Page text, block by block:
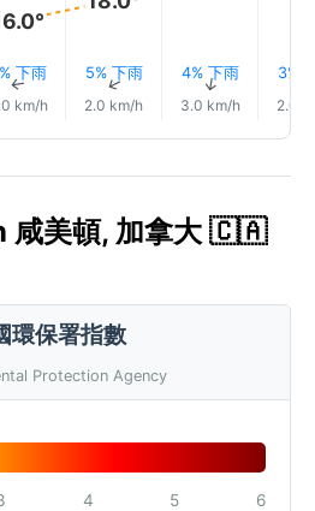
下雨
↑
km/h
5% 下雨
↑
2.0 km/h
4% 下雨
↑
3.0 km/h
3%
2.0
咸美頓, 加拿大 🇨🇦
環保署指數
Protection Agency
4 5 6